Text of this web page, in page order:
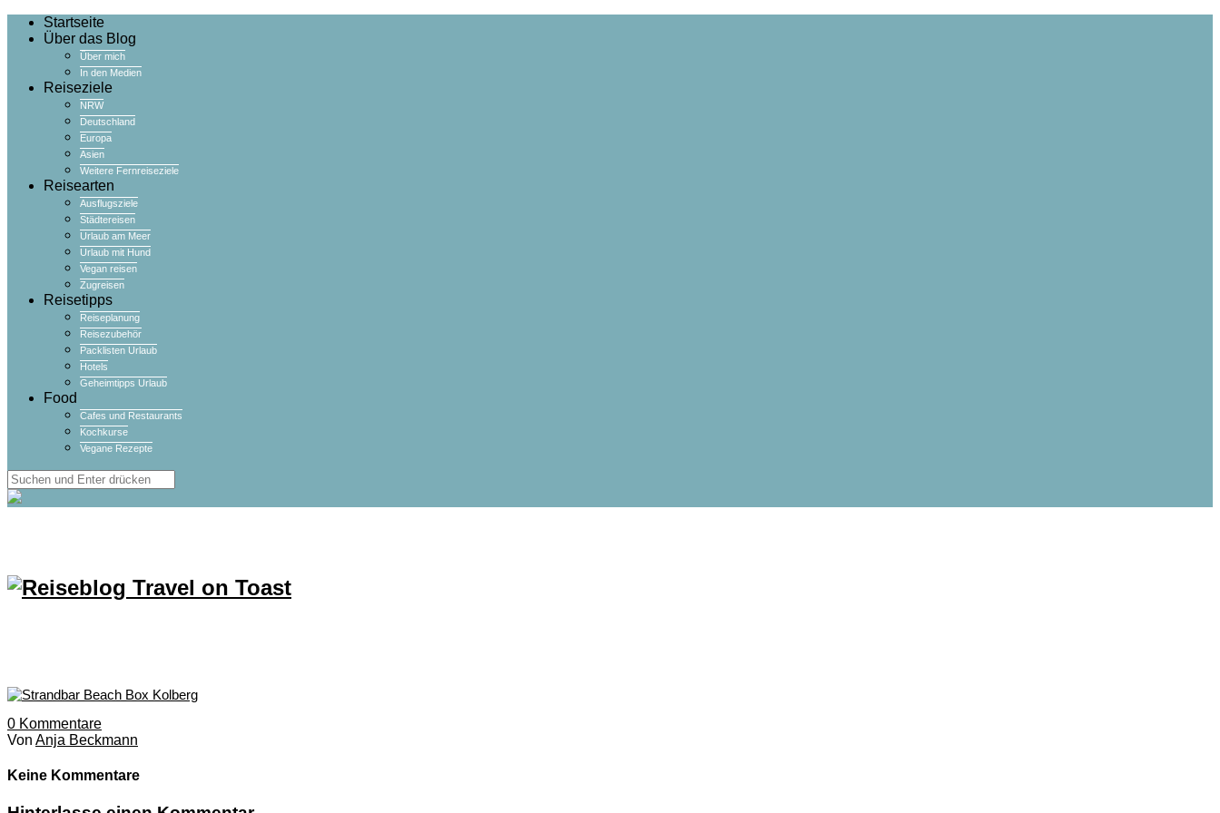
Startseite
Über das Blog
Über mich
In den Medien
Reiseziele
NRW
Deutschland
Europa
Asien
Weitere Fernreiseziele
Reisearten
Ausflugsziele
Städtereisen
Urlaub am Meer
Urlaub mit Hund
Vegan reisen
Zugreisen
Reisetipps
Reiseplanung
Reisezubehör
Packlisten Urlaub
Hotels
Geheimtipps Urlaub
Food
Cafes und Restaurants
Kochkurse
Vegane Rezepte
0 Kommentare
Von Anja Beckmann
Keine Kommentare